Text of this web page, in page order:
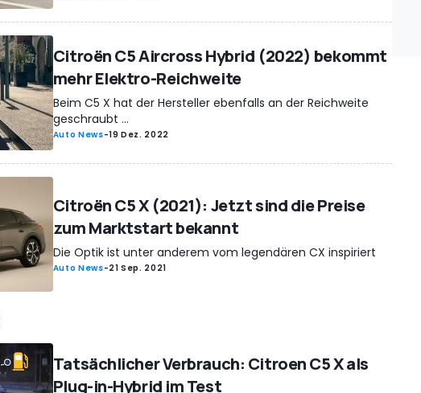
Citroën C5 Aircross Hybrid (2022) bekommt
mehr Elektro-Reichweite
Beim C5 X hat der Hersteller ebenfalls an der Reichweite
geschraubt ...
Auto News-19 Dez. 2022
Citroën C5 X (2021): Jetzt sind die Preise
zum Marktstart bekannt
Die Optik ist unter anderem vom legendären CX inspiriert
Auto News-21 Sep. 2021
Tatsächlicher Verbrauch: Citroen C5 X als
Plug-in-Hybrid im Test